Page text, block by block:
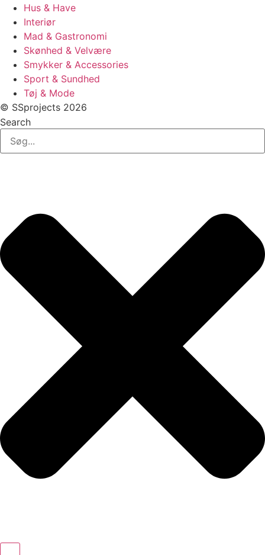
Hus & Have
Interiør
Mad & Gastronomi
Skønhed & Velvære
Smykker & Accessories
Sport & Sundhed
Tøj & Mode
© SSprojects 2026
Search